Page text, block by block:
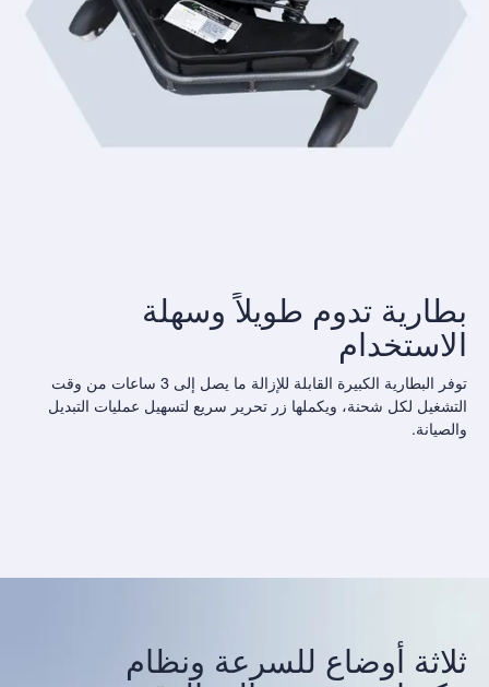
بطارية تدوم طويلاً وسهلة
الاستخدام
توفر البطارية الكبيرة القابلة للإزالة ما يصل إلى 3 ساعات من وقت
التشغيل لكل شحنة، ويكملها زر تحرير سريع لتسهيل عمليات التبديل
والصيانة.
ثلاثة أوضاع للسرعة ونظام